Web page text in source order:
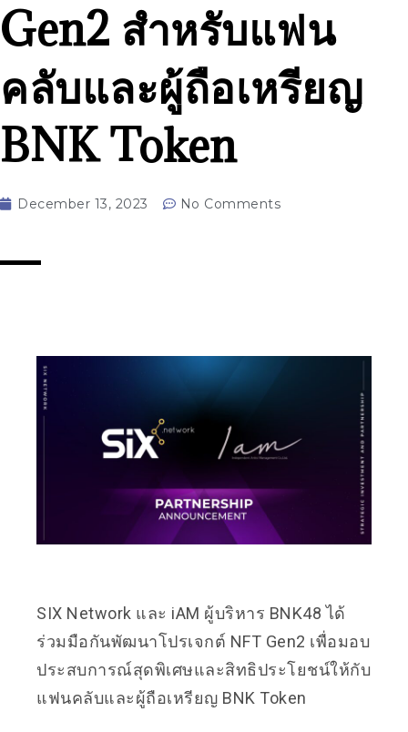
Gen2 สำหรับแฟน
คลับและผู้ถือเหรียญ
BNK Token
December 13, 2023 No Comments
SIX Network และ iAM ผู้บริหาร BNK48 ได้
ร่วมมือกันพัฒนาโปรเจกต์ NFT Gen2 เพื่อมอบ
ประสบการณ์สุดพิเศษและสิทธิประโยชน์ให้กับ
แฟนคลับและผู้ถือเหรียญ BNK Token